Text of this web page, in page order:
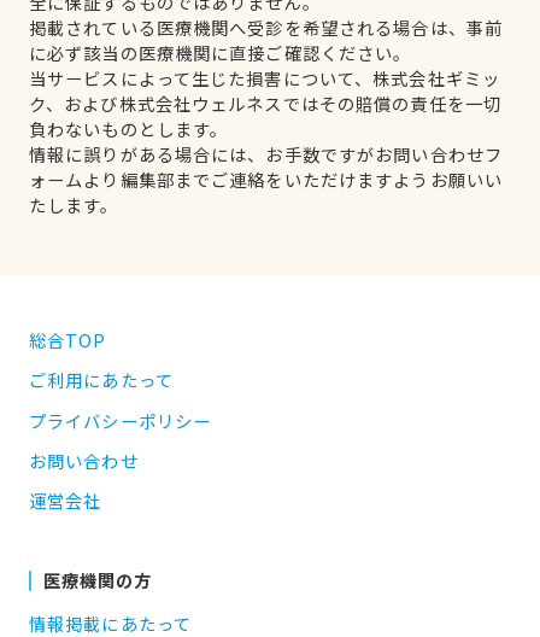
掲載されている医療機関へ受診を希望される場合は、事前
に必ず該当の医療機関に直接ご確認ください。
当サービスによって生じた損害について、株式会社ギミッ
ク、および株式会社ウェルネスではその賠償の責任を一切
負わないものとします。
情報に誤りがある場合には、お手数ですがお問い合わせフ
ォームより編集部までご連絡をいただけますようお願いい
たします。
総合TOP
ご利用にあたって
プライバシーポリシー
お問い合わせ
運営会社
医療機関の方
情報掲載にあたって